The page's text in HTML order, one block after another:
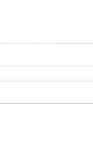
И Огород